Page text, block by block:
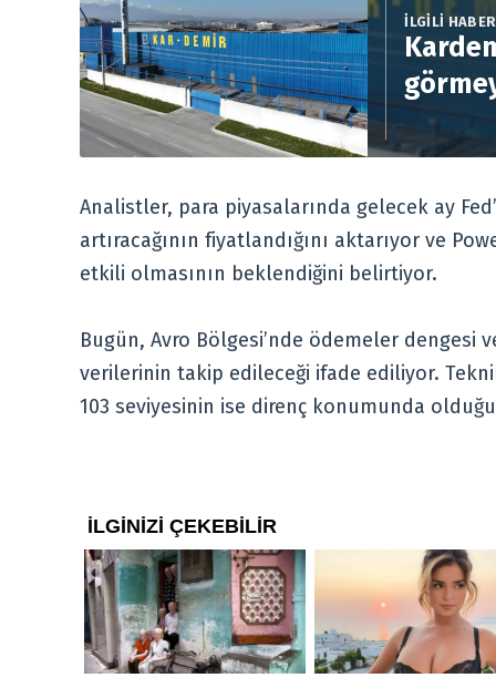
İLGİLİ HABER
Analistler, para piyasalarında gelecek ay
artıracağının fiyatlandığını aktarıyor ve
etkili olmasının beklendiğini belirtiyor.
Bugün, Avro Bölgesi’nde ödemeler dengesi
verilerinin takip edileceği ifade ediliyor.
103 seviyesinin ise direnç konumunda